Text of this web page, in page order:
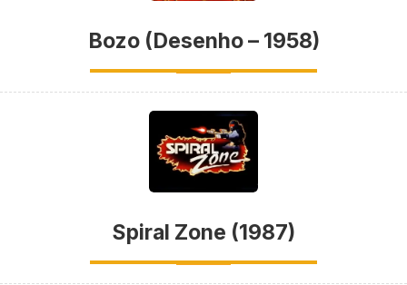
Bozo (Desenho – 1958)
Spiral Zone (1987)